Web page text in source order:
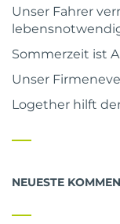
Unser Fahrer
Sommerzeit ist
Unser
Logether hilft
NEUESTE